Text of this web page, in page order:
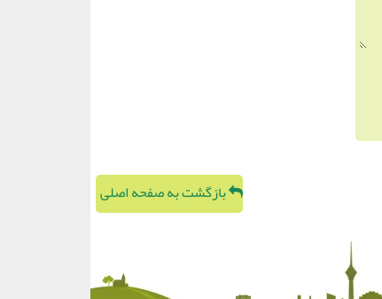
بازگشت به صفحه اصلی